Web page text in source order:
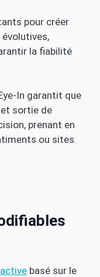
pour créer
la fiabilité
In garantit que
et sortie de
prenant en
ou sites.
basé sur le